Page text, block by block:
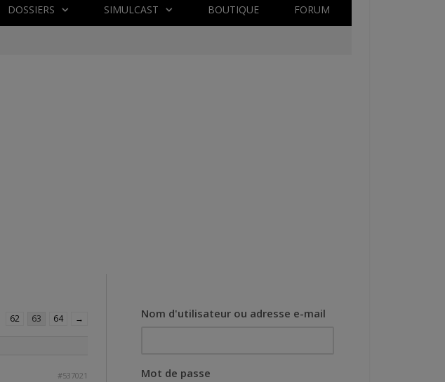
DOSSIERS SIMULCAST BOUTIQUE FORUM
62 63 64 →
#537021
Nom d'utilisateur ou adresse e-mail
Mot de passe